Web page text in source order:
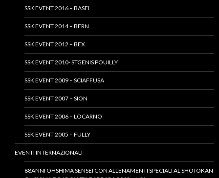
SSK EVENT 2016 – BASEL
SSK EVENT 2014 – BERN
SSK EVENT 2012 – BEX
SSK EVENT 2010- STGENIS POUILLY
SSK EVENT 2009 – SCIAFFUSA
SSK EVENT 2007 – SION
SSK EVENT 2006 – LOCARNO
SSK EVENT 2005 – FULLY
EVENTI INTERNAZIONALI
88ANNI OHSHIMA SENSEI CON ALLENAMENTI SPECIALI AL SHOTOKAN